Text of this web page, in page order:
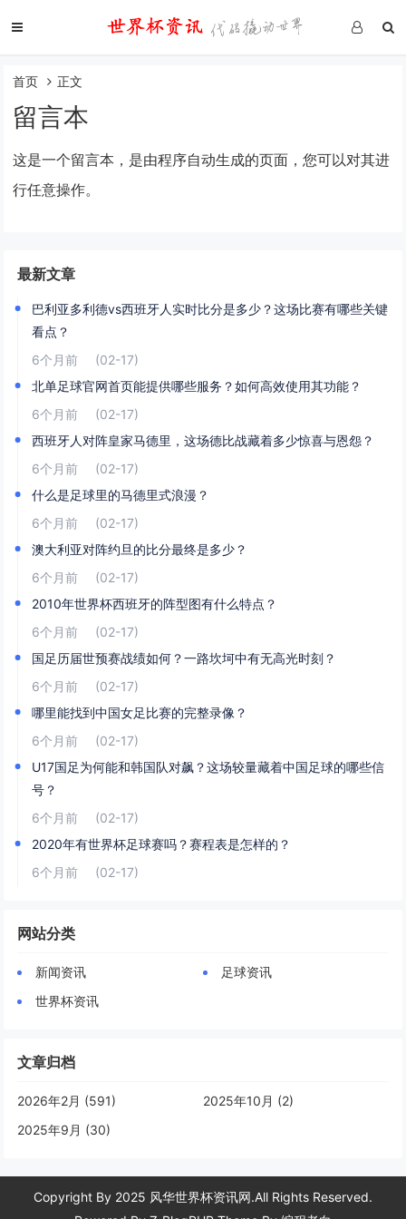
首页 正文
留言本
这是一个留言本，是由程序自动生成的页面，您可以对其进
行任意操作。
最新文章
巴利亚多利德vs西班牙人实时比分是多少？这场比赛有哪些关键
看点？
6个月前
(02-17)
北单足球官网首页能提供哪些服务？如何高效使用其功能？
6个月前
(02-17)
西班牙人对阵皇家马德里，这场德比战藏着多少惊喜与恩怨？
6个月前
(02-17)
什么是足球里的马德里式浪漫？
6个月前
(02-17)
澳大利亚对阵约旦的比分最终是多少？
6个月前
(02-17)
2010年世界杯西班牙的阵型图有什么特点？
6个月前
(02-17)
国足历届世预赛战绩如何？一路坎坷中有无高光时刻？
6个月前
(02-17)
哪里能找到中国女足比赛的完整录像？
6个月前
(02-17)
U17国足为何能和韩国队对飙？这场较量藏着中国足球的哪些信
号？
6个月前
(02-17)
2020年有世界杯足球赛吗？赛程表是怎样的？
6个月前
(02-17)
网站分类
新闻资讯
足球资讯
世界杯资讯
文章归档
2026年2月 (591)
2025年10月 (2)
2025年9月 (30)
Copyright By 2025 风华世界杯资讯网.All Rights Reserved.